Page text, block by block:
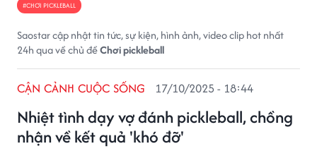
#CHƠI PICKLEBALL
Saostar cập nhật tin tức, sự kiện, hình ảnh, video clip hot nhất
24h qua về chủ đềChơi pickleball
Nhiệt tình dạy vợ đánh pickleball, chồng
nhận về kết quả 'khó đỡ'
CẬN CẢNH CUỘC SỐNG 17/10/2025 - 18:44